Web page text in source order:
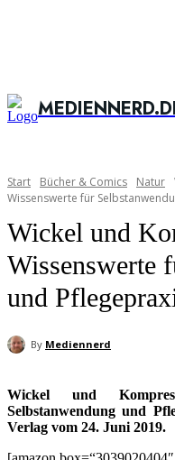
Start Bücher & Comics Natur
Wissenswerte für
Wickel und
Wissenswerte
und
By Mediennerd
Wickel und
Selbstanwendung und
Verlag vom 24. Juni 2019.